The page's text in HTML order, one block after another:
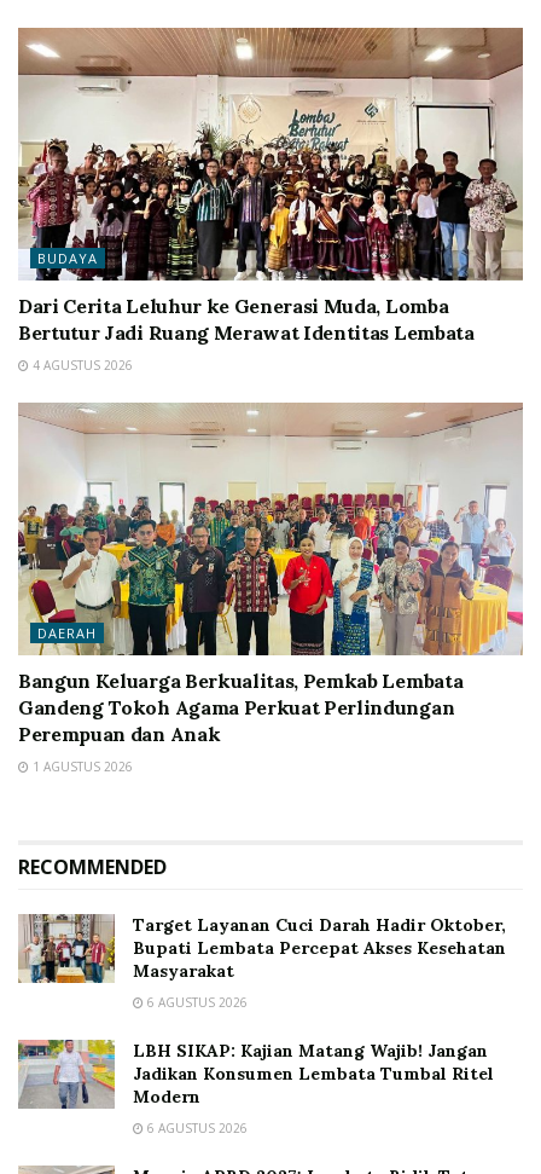
BUDAYA
Dari Cerita Leluhur ke Generasi Muda, Lomba
Bertutur Jadi Ruang Merawat Identitas Lembata
4 AGUSTUS 2026
DAERAH
Bangun Keluarga Berkualitas, Pemkab Lembata
Gandeng Tokoh Agama Perkuat Perlindungan
Perempuan dan Anak
1 AGUSTUS 2026
RECOMMENDED
Target Layanan Cuci Darah Hadir Oktober,
Bupati Lembata Percepat Akses Kesehatan
Masyarakat
6 AGUSTUS 2026
LBH SIKAP: Kajian Matang Wajib! Jangan
Jadikan Konsumen Lembata Tumbal Ritel
Modern
6 AGUSTUS 2026